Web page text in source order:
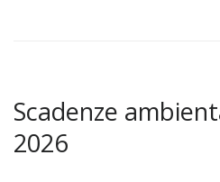
Scadenze
2026